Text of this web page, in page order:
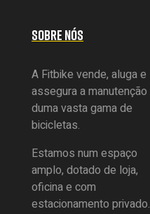
SOBRE NÓS
A Fitbike vende, aluga e
assegura a manutenção
duma vasta gama de
bicicletas.
Estamos num espaço
amplo, dotado de loja,
oficina e com
estacionamento privado.